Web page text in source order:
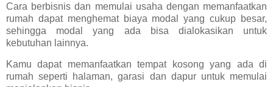
Cara berbisnis dan memulai usaha dengan memanfaatkan
rumah dapat menghemat biaya modal yang cukup besar,
sehingga modal yang ada bisa dialokasikan untuk
kebutuhan lainnya.
Kamu dapat memanfaatkan tempat kosong yang ada di
rumah seperti halaman, garasi dan dapur untuk memulai